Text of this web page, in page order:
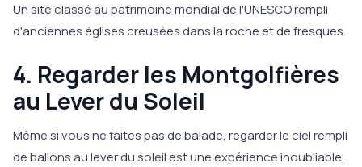
Un site classé au patrimoine mondial de l'UNESCO rempli
d'anciennes églises creusées dans la roche et de fresques.
4. Regarder les Montgolfières
au Lever du Soleil
Même si vous ne faites pas de balade, regarder le ciel rempli
de ballons au lever du soleil est une expérience inoubliable.